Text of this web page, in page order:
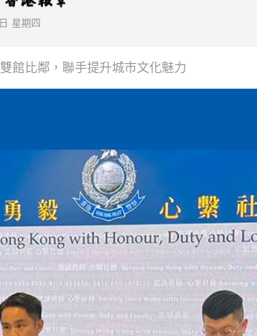
星期四
奇蹟 科技美術雙館比鄰，聯手提升城市文化魅力
懲發表叛國言論的「爆料者」
遇晚高峰 情況危急 鐵騎交警一路開道護送
駕被捕
食正在毀掉很多老人的晚年健康